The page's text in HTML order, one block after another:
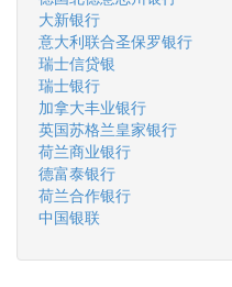
大新银行
意大利联合圣保罗银行
瑞士信贷银
瑞士银行
加拿大丰业银行
英国苏格兰皇家银行
荷兰商业银行
德富泰银行
荷兰合作银行
中国银联